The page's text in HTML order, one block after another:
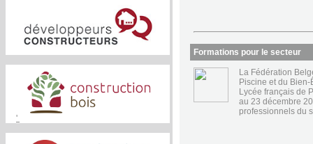
'
Formations pour le secteur
La Fédération
Piscine et du
Lycée français de
au 23 décembre
professionnels du